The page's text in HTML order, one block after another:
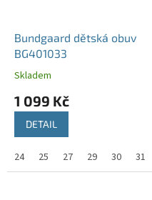
Bundgaard dětská obuv
BG401033
Skladem
1 099 Kč
DETAIL
24 25 27 29 30 31